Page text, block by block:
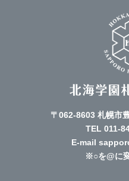
〒062-8603 札幌市
TEL 011-
E-mail
※○を@に